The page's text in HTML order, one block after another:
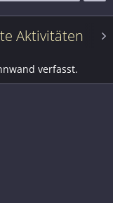
Aktivitäten
verfasst.